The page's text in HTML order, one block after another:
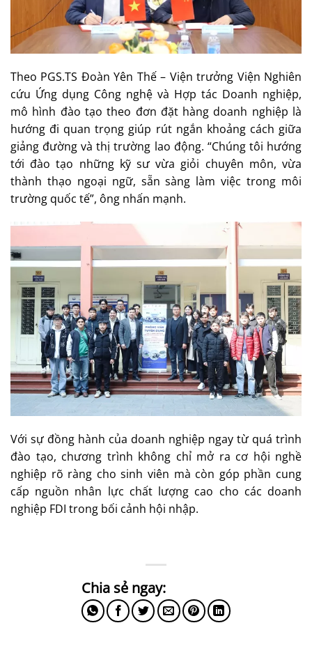
Theo PGS.TS Đoàn Yên Thế – Viện trưởng Viện Nghiên
cứu Ứng dụng Công nghệ và Hợp tác Doanh nghiệp,
mô hình đào tạo theo đơn đặt hàng doanh nghiệp là
hướng đi quan trọng giúp rút ngắn khoảng cách giữa
giảng đường và thị trường lao động. “Chúng tôi hướng
tới đào tạo những kỹ sư vừa giỏi chuyên môn, vừa
thành thạo ngoại ngữ, sẵn sàng làm việc trong môi
trường quốc tế”, ông nhấn mạnh.
Với sự đồng hành của doanh nghiệp ngay từ quá trình
đào tạo, chương trình không chỉ mở ra cơ hội nghề
nghiệp rõ ràng cho sinh viên mà còn góp phần cung
cấp nguồn nhân lực chất lượng cao cho các doanh
nghiệp FDI trong bối cảnh hội nhập.